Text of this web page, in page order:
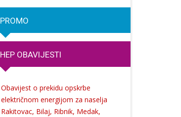
ŽKK Gospić domaćin je poluzavršnog turnira prvenstva kadetkinja U17 u ženskoj košarci
PROMO
HEP OBAVIJESTI
Obavijest o prekidu opskrbe
električnom energijom za naselja
Rakitovac, Bilaj, Ribnik, Medak,